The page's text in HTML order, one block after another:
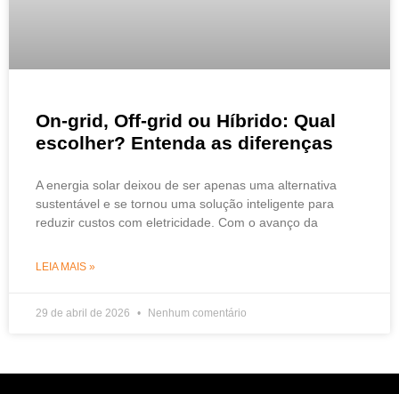
On-grid, Off-grid ou Híbrido: Qual
escolher? Entenda as diferenças
A energia solar deixou de ser apenas uma alternativa
sustentável e se tornou uma solução inteligente para
reduzir custos com eletricidade. Com o avanço da
LEIA MAIS »
29 de abril de 2026 Nenhum comentário